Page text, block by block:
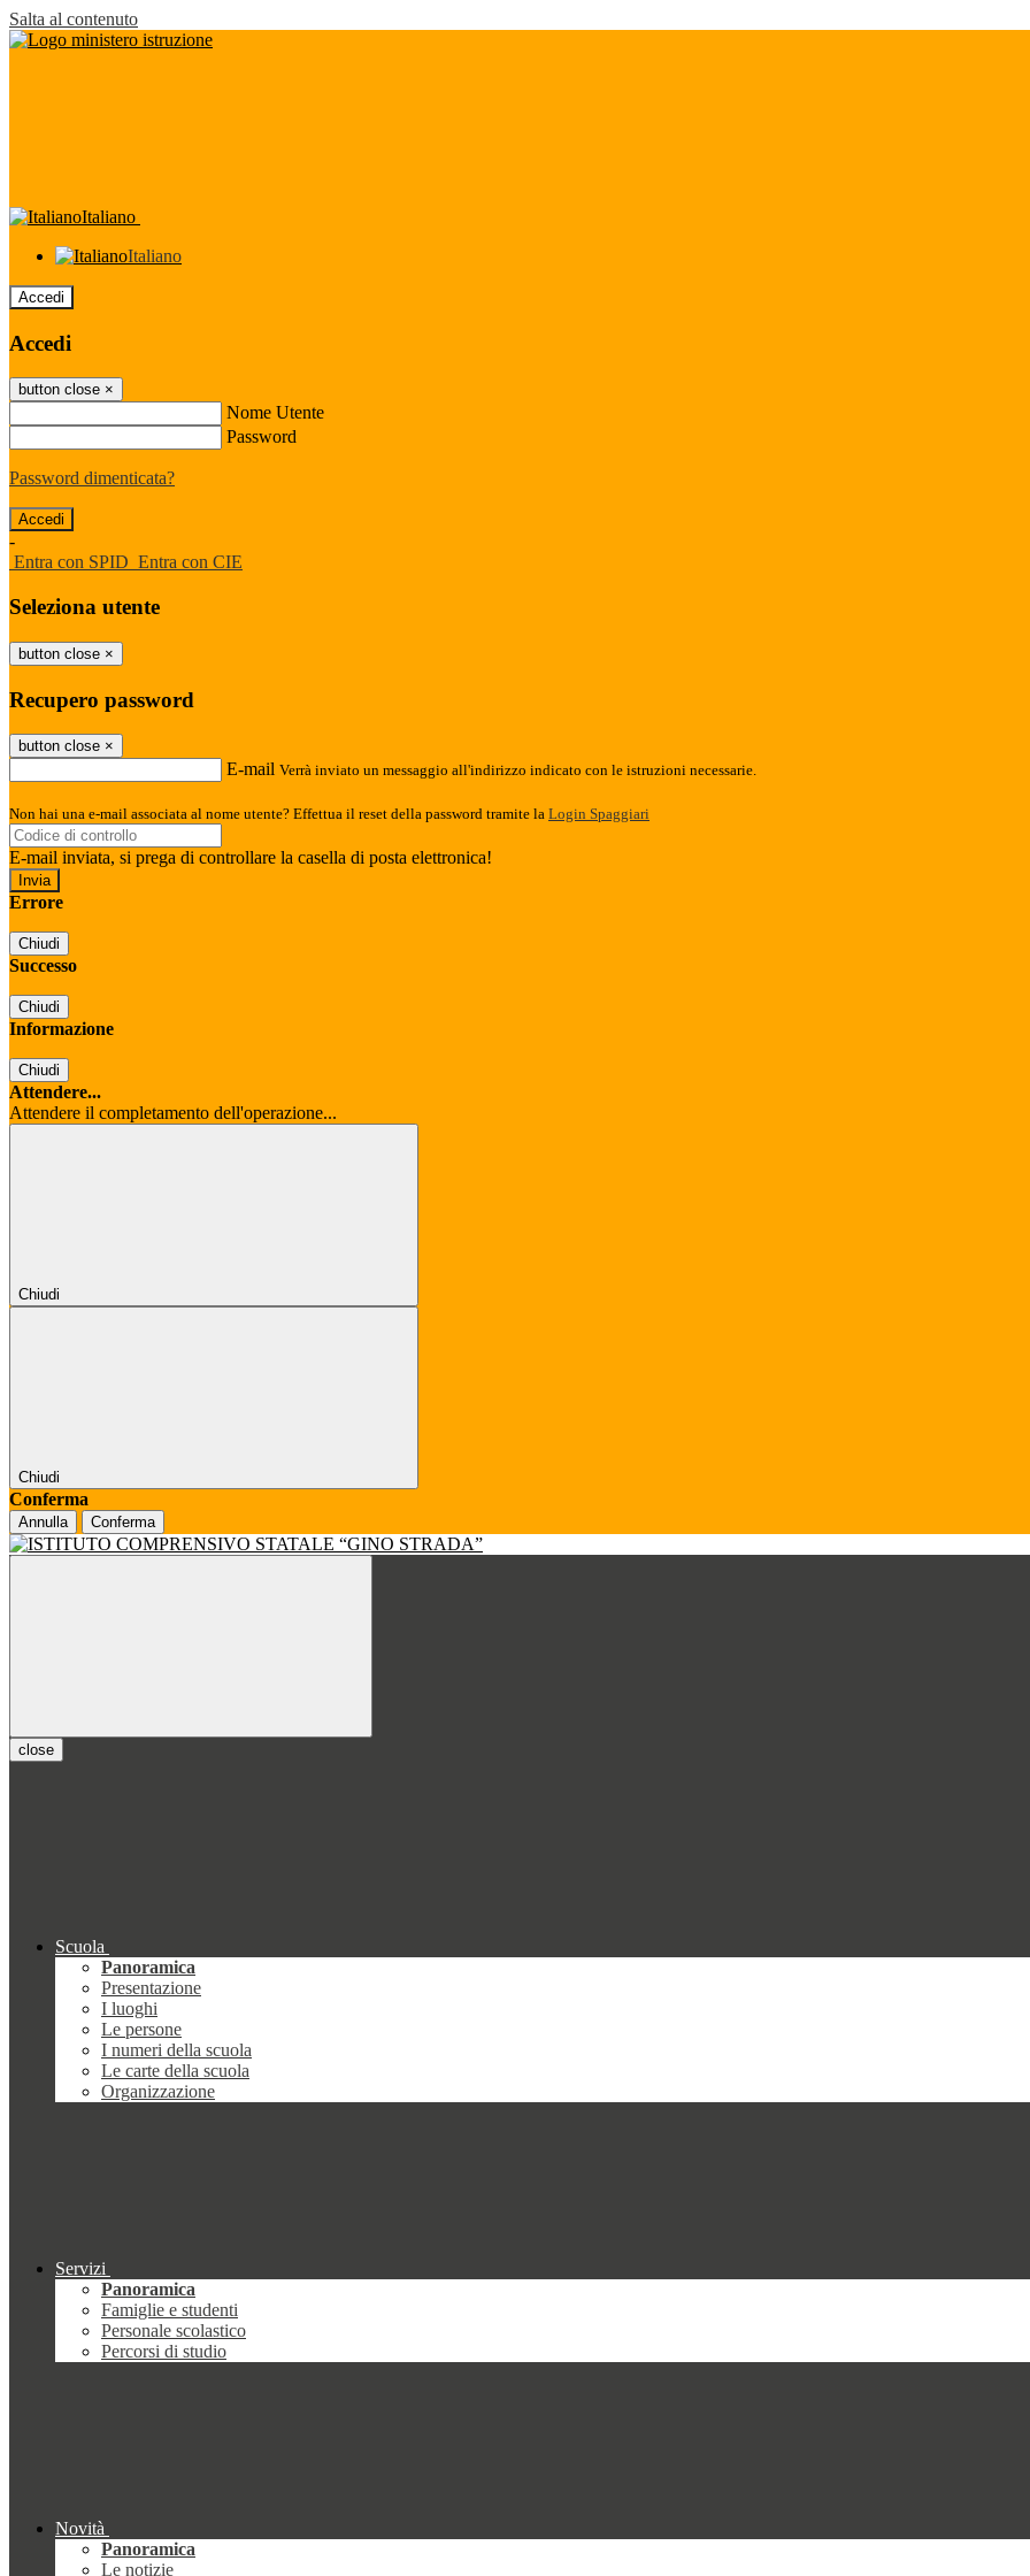
Salta al contenuto
Italiano
Italiano
Accedi
Accedi
button close ×
Nome Utente
Password
Password dimenticata?
-
Entra con SPID Entra con CIE
Seleziona utente
button close ×
Recupero password
button close ×
E-mail Verrà inviato un messaggio all'indirizzo indicato con le istruzioni necessarie.
Non hai una e-mail associata al nome utente? Effettua il reset della password tramite la Login Spaggiari
E-mail inviata, si prega di controllare la casella di posta elettronica!
Errore
Chiudi
Successo
Chiudi
Informazione
Chiudi
Attendere...
Attendere il completamento dell'operazione...
Chiudi
Chiudi
Conferma
Annulla Conferma
close
Scuola
Panoramica
Presentazione
I luoghi
Le persone
I numeri della scuola
Le carte della scuola
Organizzazione
Servizi
Panoramica
Famiglie e studenti
Personale scolastico
Percorsi di studio
Novità
Panoramica
Le notizie